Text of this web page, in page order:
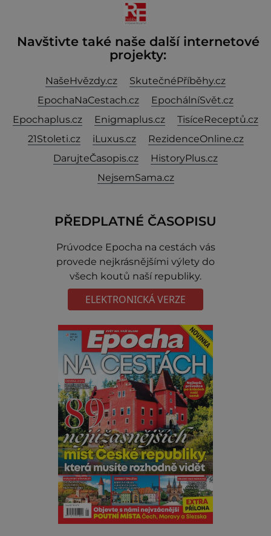
Navštivte také naše další internetové
projekty:
NašeHvězdy.cz
SkutečnéPříběhy.cz
EpochaNaCestach.cz
EpochálníSvět.cz
Epochaplus.cz
Enigmaplus.cz
TisíceReceptů.cz
21Stoleti.cz
iLuxus.cz
RezidenceOnline.cz
DarujteČasopis.cz
HistoryPlus.cz
NejsemSama.cz
PŘEDPLATNÉ ČASOPISU
Prúvodce Epocha na cestách vás
provede nejkrásnějšími výlety do
všech koutů naší republiky.
ELEKTRONICKÁ VERZE